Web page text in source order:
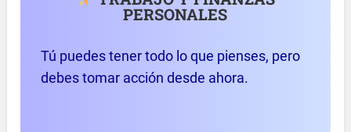
PERSONALES
Tú puedes tener todo lo que pienses, pero
debes tomar acción desde ahora.